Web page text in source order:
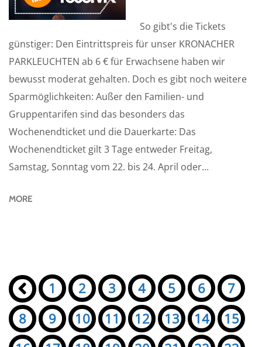
So gibt's die Tickets
günstiger: Den Eintrittspreis für unser KRONACHER
PARKLEUCHTEN ab 6 € für Erwachsene haben wir
bewusst moderat gehalten. Doch es gibt noch weitere
Sparmöglichkeiten: Außer den Familien- und
Gruppentarifen sind das besonders das
Wochenendticket und die Dauerkarte: Das
Wochenendticket gilt 3 Tage entweder Freitag,
Samstag, Sonntag vom 22. bis 24. April oder...
MORE
Seiten:
« 1 2 3 4 5 6
7
8
9 10 11 12 13 14
15